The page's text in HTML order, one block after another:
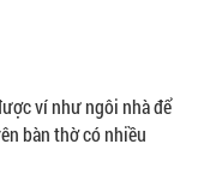
ví như ngôi nhà để
bàn thờ có nhiều